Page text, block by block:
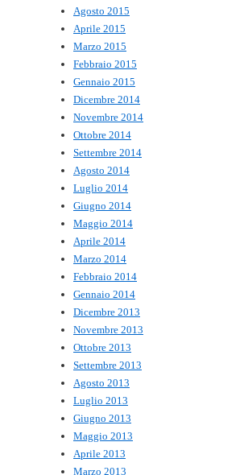
Agosto 2015
Aprile 2015
Marzo 2015
Febbraio 2015
Gennaio 2015
Dicembre 2014
Novembre 2014
Ottobre 2014
Settembre 2014
Agosto 2014
Luglio 2014
Giugno 2014
Maggio 2014
Aprile 2014
Marzo 2014
Febbraio 2014
Gennaio 2014
Dicembre 2013
Novembre 2013
Ottobre 2013
Settembre 2013
Agosto 2013
Luglio 2013
Giugno 2013
Maggio 2013
Aprile 2013
Marzo 2013